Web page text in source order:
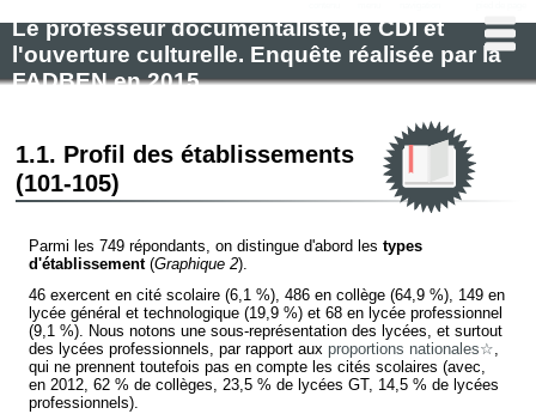
Le professeur documentaliste, le CDI et
l'ouverture culturelle. Enquête réalisée par la
FADBEN en 2015.
1.1. Profil des établissements
(101-105)
Parmi les 749 répondants, on distingue d'abord lestypes
d'établissement(Graphique 2).
46 exercent en cité scolaire (6,1 %), 486 en collège (64,9 %), 149 en
lycée général et technologique (19,9 %) et 68 en lycée professionnel
(9,1 %). Nous notons une sous-représentation des lycées, et surtout
des lycées professionnels, par rapport auxproportions nationales
,
qui ne prennent toutefois pas en compte les cités scolaires (avec,
en 2012, 62 % de collèges, 23,5 % de lycées GT, 14,5 % de lycées
professionnels).